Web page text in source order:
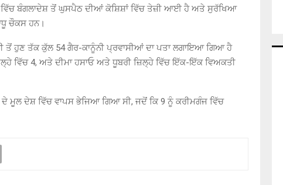
ਵਿੱਚ ਬੰਗਲਾਦੇਸ਼ ਤੋਂ ਘੁਸਪੈਠ ਦੀਆਂ ਕੋਸ਼ਿਸ਼ਾਂ ਵਿੱਚ ਤੇਜ਼ੀ ਆਈ ਹੈ ਅਤੇ ਸੁਰੱਖਿਆ
ਚੌਕਸ ਹਨ।
ਤੋਂ ਹੁਣ ਤੱਕ ਕੁੱਲ 54 ਗੈਰ-ਕਾਨੂੰਨੀ ਪ੍ਰਵਾਸੀਆਂ ਦਾ ਪਤਾ ਲਗਾਇਆ ਗਿਆ ਹੈ
ਵਿੱਚ 4, ਅਤੇ ਦੀਮਾ ਹਸਾਓ ਅਤੇ ਧੂਬਰੀ ਜ਼ਿਲ੍ਹੇ ਵਿੱਚ ਇੱਕ-ਇੱਕ ਵਿਅਕਤੀ
ਮੂਲ ਦੇਸ਼ ਵਿੱਚ ਵਾਪਸ ਭੇਜਿਆ ਗਿਆ ਸੀ, ਜਦੋਂ ਕਿ 9 ਨੂੰ ਕਰੀਮਗੰਜ ਵਿੱਚ